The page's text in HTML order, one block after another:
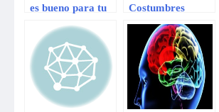
es bueno para tu
Costumbres
peligrosas que
perjudican al
cerebro